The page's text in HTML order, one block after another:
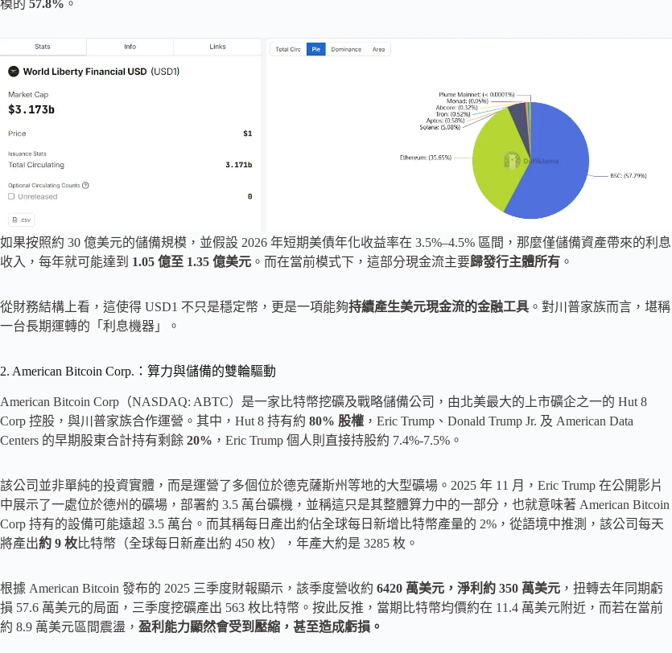
模的 57.8% 。
如果按照約 30 億美元的儲備規模，並假設 2026 年短期美債年化收益率在 3.5%–4.5% 區間，那麼僅儲備資產帶來的利息
收入，每年就可能達到 1.05 億至 1.35 億美元 。而在當前模式下，這部分現金流主要歸發行主體所有 。
從財務結構上看，這使得 USD1 不只是穩定幣，更是一項能夠持續產生美元現金流的金融工具 。對川普家族而言，堪稱
一台長期運轉的「利息機器」。
2. American Bitcoin Corp.：算力與儲備的雙輪驅動
American Bitcoin Corp（NASDAQ: ABTC）是一家比特幣挖礦及戰略儲備公司，由北美最大的上市礦企之一的 Hut 8
Corp 控股，與川普家族合作運營。其中，Hut 8 持有約 80% 股權 ，Eric Trump、Donald Trump Jr. 及 American Data
Centers 的早期股東合計持有剩餘 20% ，Eric Trump 個人則直接持股約 7.4%-7.5%。
該公司並非單純的投資實體，而是運營了多個位於德克薩斯州等地的大型礦場。2025 年 11 月，Eric Trump 在公開影片
中展示了一處位於德州的礦場，部署約 3.5 萬台礦機，並稱這只是其整體算力中的一部分，也就意味著 American Bitcoin
Corp 持有的設備可能遠超 3.5 萬台。而其稱每日產出約佔全球每日新增比特幣產量的 2%，從語境中推測，該公司每天
將產出約 9 枚比特幣（全球每日新產出約 450 枚），年產大約是 3285 枚。
根據 American Bitcoin 發布的 2025 三季度財報顯示，該季度營收約 6420 萬美元，淨利約 350 萬美元 ，扭轉去年同期虧
損 57.6 萬美元的局面，三季度挖礦產出 563 枚比特幣。按此反推，當期比特幣均價約在 11.4 萬美元附近，而若在當前
約 8.9 萬美元區間震盪， 盈利能力顯然會受到壓縮，甚至造成虧損。